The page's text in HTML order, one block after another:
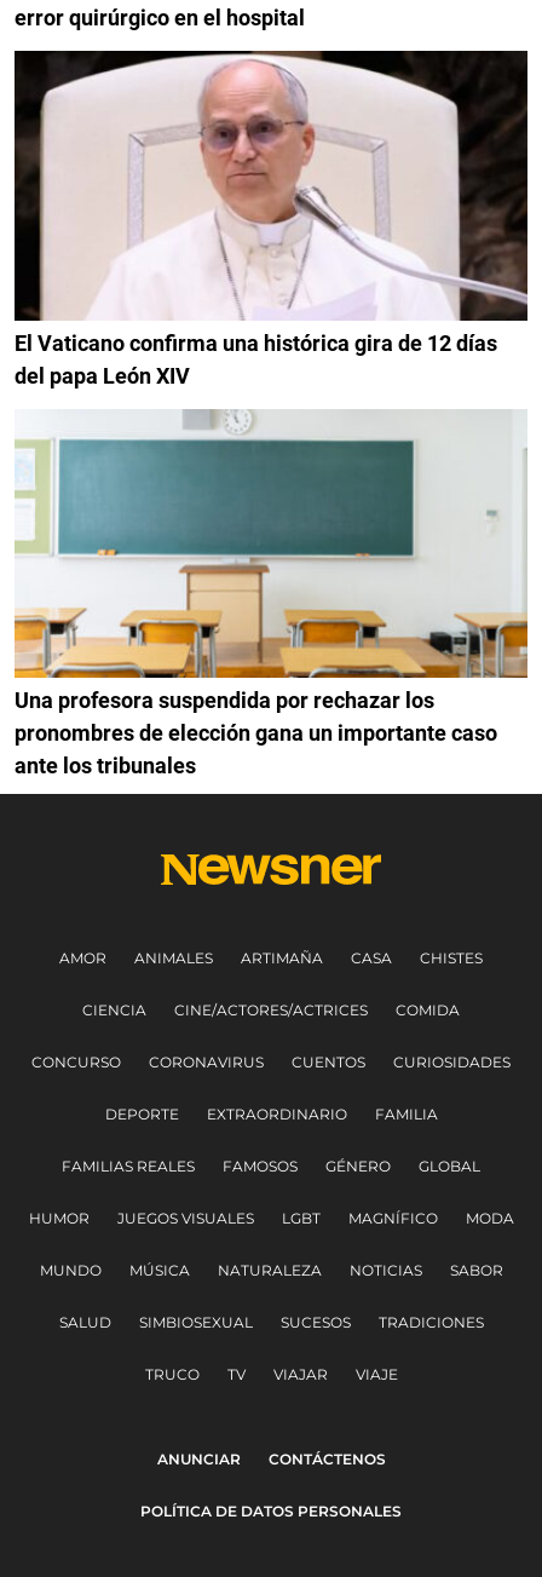
error quirúrgico en el hospital
El Vaticano confirma una histórica gira de 12 días
del papa León XIV
Una profesora suspendida por rechazar los
pronombres de elección gana un importante caso
ante los tribunales
AMOR ANIMALES ARTIMAÑA CASA CHISTES
CIENCIA CINE/ACTORES/ACTRICES COMIDA
CONCURSO CORONAVIRUS CUENTOS CURIOSIDADES
DEPORTE EXTRAORDINARIO FAMILIA
FAMILIAS REALES FAMOSOS GÉNERO GLOBAL
HUMOR JUEGOS VISUALES LGBT MAGNÍFICO MODA
MUNDO MÚSICA NATURALEZA NOTICIAS SABOR
SALUD SIMBIOSEXUAL SUCESOS TRADICIONES
TRUCO TV VIAJAR VIAJE
ANUNCIAR CONTÁCTENOS
POLÍTICA DE DATOS PERSONALES